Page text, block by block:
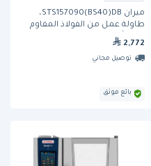
ميران STS157090(BS40)DB،
طاولة عمل من الفولاذ المقاوم
للصدأ، 1500 مم
2,772
توصيل مجاني
بائع موثق